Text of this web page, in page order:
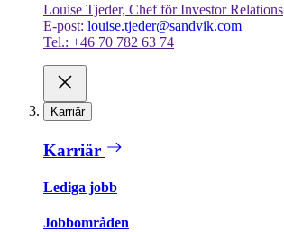
Louise Tjeder, Chef för Investor Relations
E-post: louise.tjeder@sandvik.com
Tel.: +46 70 782 63 74
Karriär
Karriär
Lediga jobb
Jobbområden